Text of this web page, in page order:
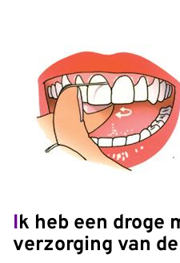
Ik heb een droge mond. Is extra
verzorging van